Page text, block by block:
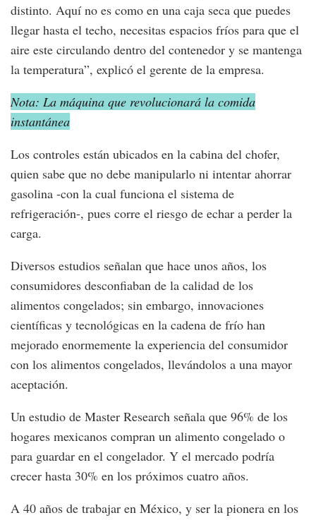
distinto. Aquí no es como en una caja seca que puedes
llegar hasta el techo, necesitas espacios fríos para que el
aire este circulando dentro del contenedor y se mantenga
la temperatura”, explicó el gerente de la empresa.
Nota: La máquina que revolucionará la comida
instantánea
Los controles están ubicados en la cabina del chofer,
quien sabe que no debe manipularlo ni intentar ahorrar
gasolina -con la cual funciona el sistema de
refrigeración-, pues corre el riesgo de echar a perder la
carga.
Diversos estudios señalan que hace unos años, los
consumidores desconfiaban de la calidad de los
alimentos congelados; sin embargo, innovaciones
científicas y tecnológicas en la cadena de frío han
mejorado enormemente la experiencia del consumidor
con los alimentos congelados, llevándolos a una mayor
aceptación.
Un estudio de Master Research señala que 96% de los
hogares mexicanos compran un alimento congelado o
para guardar en el congelador. Y el mercado podría
crecer hasta 30% en los próximos cuatro años.
A 40 años de trabajar en México, y ser la pionera en los